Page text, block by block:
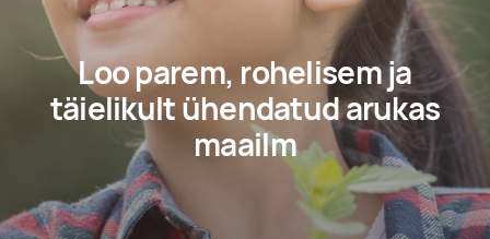
Loo parem, rohelisem ja
täielikult ühendatud arukas
maailm